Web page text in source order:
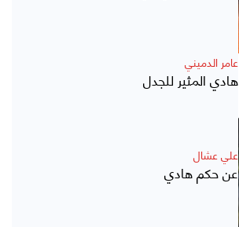
عامر الدميني
هادي المثير للجدل
علي عشال
عن حكم هادي